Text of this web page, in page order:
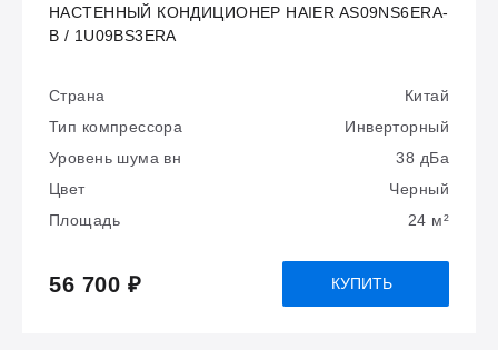
НАСТЕННЫЙ КОНДИЦИОНЕР HAIER AS09NS6ERA-
B / 1U09BS3ERA
Страна
Китай
Тип компрессора
Инверторный
Уровень шума вн
38 дБа
Цвет
Черный
Площадь
24 м²
56 700 ₽ КУПИТЬ